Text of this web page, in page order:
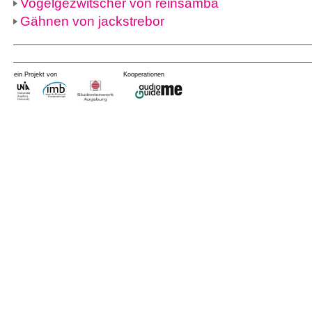
Vogelgezwitscher von reinsamba
Gähnen von jackstrebor
ein Projekt von Kooperationen